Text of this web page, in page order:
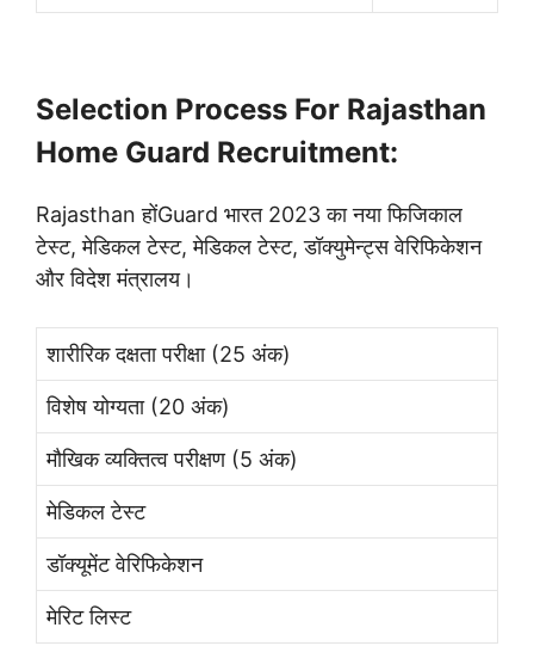
Selection Process For Rajasthan
Home Guard Recruitment:
Rajasthan होंGuard भारत 2023 का नया फिजिकाल
टेस्ट, मेडिकल टेस्ट, मेडिकल टेस्ट, डॉक्युमेन्ट्स वेरिफिकेशन
और विदेश मंत्रालय।
शारीरिक दक्षता परीक्षा (25 अंक)
विशेष योग्यता (20 अंक)
मौखिक व्यक्तित्व परीक्षण (5 अंक)
मेडिकल टेस्ट
डॉक्यूमेंट वेरिफिकेशन
मेरिट लिस्ट